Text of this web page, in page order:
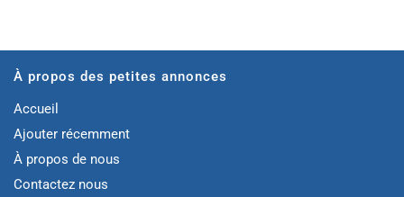
À propos des petites annonces
Accueil
Ajouter récemment
À propos de nous
Contactez nous